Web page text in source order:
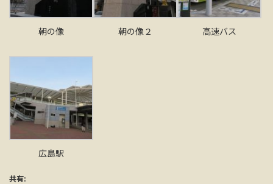
朝の像 朝の像２ 高速バス
広島駅
共有: